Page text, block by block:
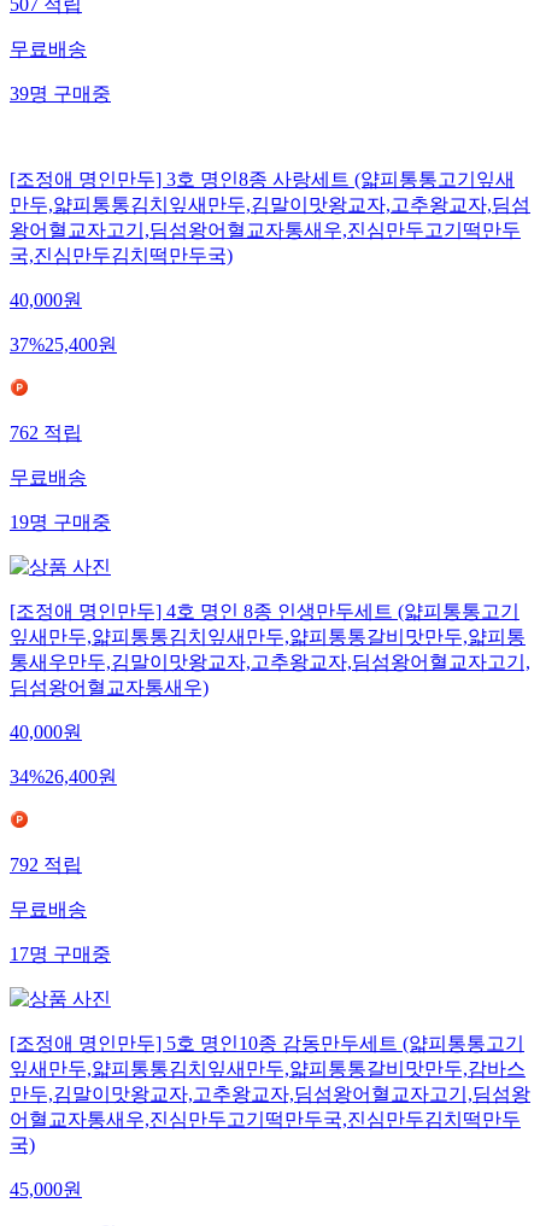
507 적립
무료배송
39명 구매중
[조정애 명인만두] 3호 명인8종 사랑세트 (얇피통통고기잎새
만두,얇피통통김치잎새만두,김말이맛왕교자,고추왕교자,딤섬
왕어혈교자고기,딤섬왕어혈교자통새우,진심만두고기떡만두
국,진심만두김치떡만두국)
40,000원
37%25,400원
762적립
무료배송
19명구매중
[조정애 명인만두] 4호 명인 8종 인생만두세트 (얇피통통고기
잎새만두,얇피통통김치잎새만두,얇피통통갈비맛만두,얇피통
통새우만두,김말이맛왕교자,고추왕교자,딤섬왕어혈교자고기,
딤섬왕어혈교자통새우)
40,000원
34%26,400원
792적립
무료배송
17명구매중
[조정애 명인만두] 5호 명인10종 감동만두세트 (얇피통통고기
잎새만두,얇피통통김치잎새만두,얇피통통갈비맛만두,감바스
만두,김말이맛왕교자,고추왕교자,딤섬왕어혈교자고기,딤섬왕
어혈교자통새우,진심만두고기떡만두국,진심만두김치떡만두
국)
45,000원